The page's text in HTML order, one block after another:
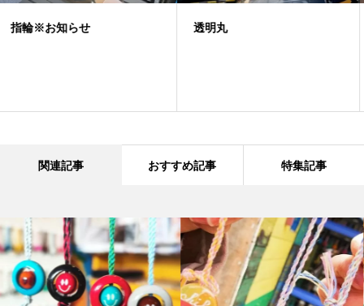
透明丸 ネックレス
関連記事 おすすめ記事 特集記事